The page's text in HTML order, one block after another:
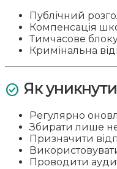
Публічний
Компенсація
Тимчасове
Кримінальна
check_circle Як
Регулярно
Збирати лише
Призначити
Проводити